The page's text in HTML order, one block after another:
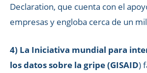
Declaration, que cuenta con el
empresas y engloba cerca de un
4) La Iniciativa mundial para
los datos sobre la gripe (GISAID)